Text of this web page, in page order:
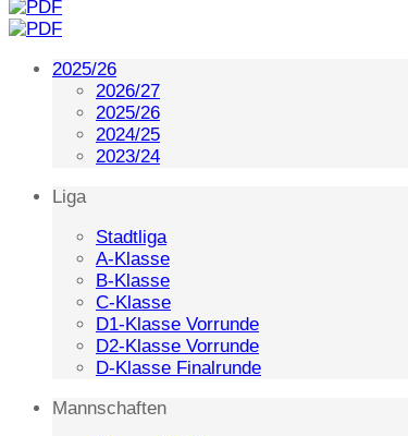
2025/26
2026/27
2025/26
2024/25
2023/24
Liga
Stadtliga
A-Klasse
B-Klasse
C-Klasse
D1-Klasse Vorrunde
D2-Klasse Vorrunde
D-Klasse Finalrunde
Mannschaften